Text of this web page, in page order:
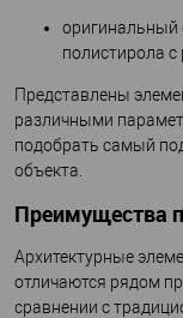
полистирола
Представлены
различными
подобрать самый
объекта.
Преимущества
Архитектурные
отличаются рядом
сравнении с